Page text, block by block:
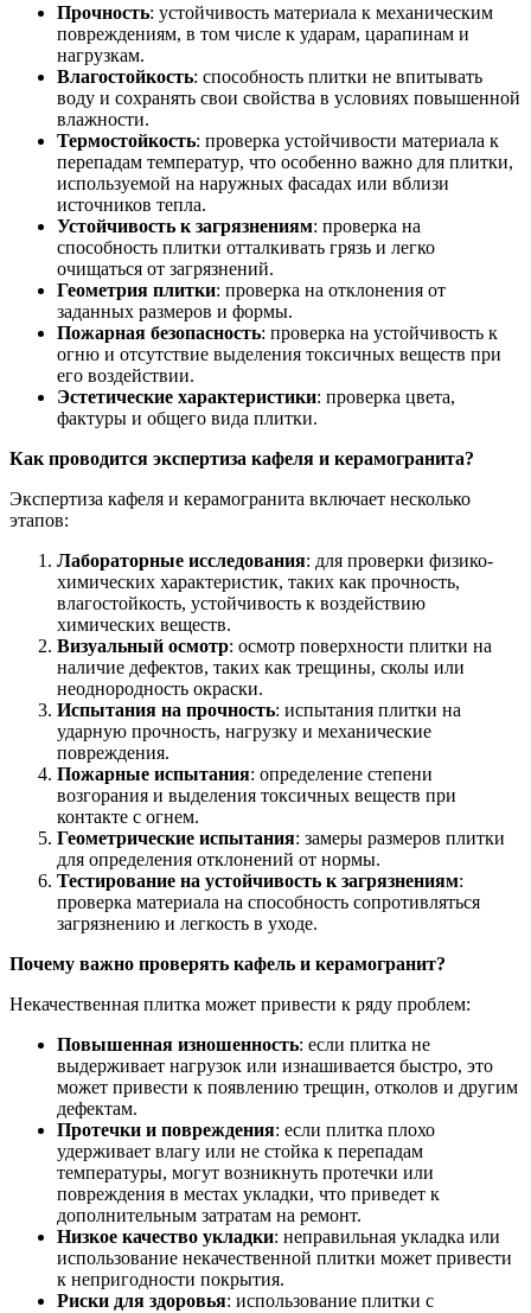
Прочность: устойчивость материала к механическим
повреждениям, в том числе к ударам, царапинам и
нагрузкам.
Влагостойкость: способность плитки не впитывать
воду и сохранять свои свойства в условиях повышенной
влажности.
Термостойкость: проверка устойчивости материала к
перепадам температур, что особенно важно для плитки,
используемой на наружных фасадах или вблизи
источников тепла.
Устойчивость к загрязнениям: проверка на
способность плитки отталкивать грязь и легко
очищаться от загрязнений.
Геометрия плитки: проверка на отклонения от
заданных размеров и формы.
Пожарная безопасность: проверка на устойчивость к
огню и отсутствие выделения токсичных веществ при
его воздействии.
Эстетические характеристики: проверка цвета,
фактуры и общего вида плитки.
Как проводится экспертиза кафеля и керамогранита?
Экспертиза кафеля и керамогранита включает несколько
этапов:
Лабораторные исследования: для проверки физико-
химических характеристик, таких как прочность,
влагостойкость, устойчивость к воздействию
химических веществ.
Визуальный осмотр: осмотр поверхности плитки на
наличие дефектов, таких как трещины, сколы или
неоднородность окраски.
Испытания на прочность: испытания плитки на
ударную прочность, нагрузку и механические
повреждения.
Пожарные испытания: определение степени
возгорания и выделения токсичных веществ при
контакте с огнем.
Геометрические испытания: замеры размеров плитки
для определения отклонений от нормы.
Тестирование на устойчивость к загрязнениям:
проверка материала на способность сопротивляться
загрязнению и легкость в уходе.
Почему важно проверять кафель и керамогранит?
Некачественная плитка может привести к ряду проблем:
Повышенная изношенность: если плитка не
выдерживает нагрузок или изнашивается быстро, это
может привести к появлению трещин, отколов и другим
дефектам.
Протечки и повреждения: если плитка плохо
удерживает влагу или не стойка к перепадам
температуры, могут возникнуть протечки или
повреждения в местах укладки, что приведет к
дополнительным затратам на ремонт.
Низкое качество укладки: неправильная укладка или
использование некачественной плитки может привести
к непригодности покрытия.
Риски для здоровья: использование плитки с